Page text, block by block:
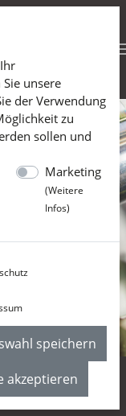
Next
unsere
der Verwendung
zu
sollen und
Marketing
(Weitere
Infos)
speichern
akzeptieren